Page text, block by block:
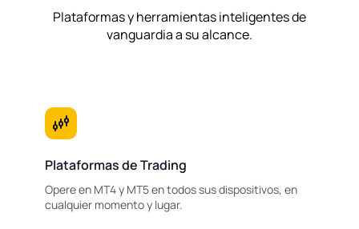
Plataformas y herramientas inteligentes de
vanguardia a su alcance.
Plataformas de Trading
Opere en MT4 y MT5 en todos sus dispositivos, en
cualquier momento y lugar.